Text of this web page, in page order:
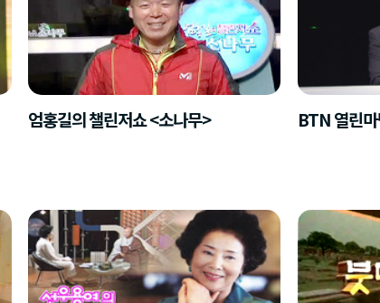
엄홍길의 챌린저쇼 <소나무> BTN 열린